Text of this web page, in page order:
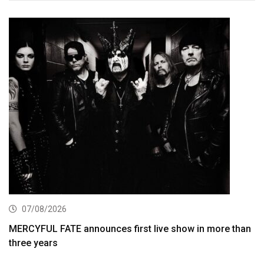
07/08/2026
MERCYFUL FATE announces first live show in more than
three years